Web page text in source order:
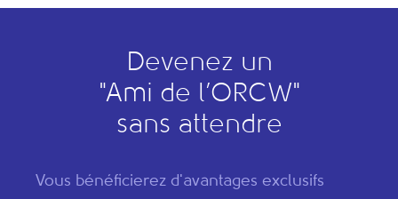
Devenez un
"Ami de l’ORCW"
sans attendre
Vous bénéficierez d'avantages exclusifs